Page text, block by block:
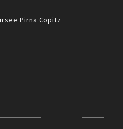
Pirna Copitz